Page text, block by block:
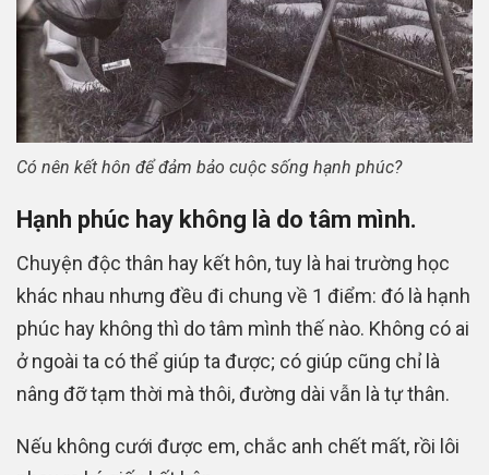
Có nên kết hôn để đảm bảo cuộc sống hạnh phúc?
Hạnh phúc hay không là do tâm mình.
Chuyện độc thân hay kết hôn, tuy là hai trường học
khác nhau nhưng đều đi chung về 1 điểm: đó là hạnh
phúc hay không thì do tâm mình thế nào. Không có ai
ở ngoài ta có thể giúp ta được; có giúp cũng chỉ là
nâng đỡ tạm thời mà thôi, đường dài vẫn là tự thân.
Nếu không cưới được em, chắc anh chết mất, rồi lôi